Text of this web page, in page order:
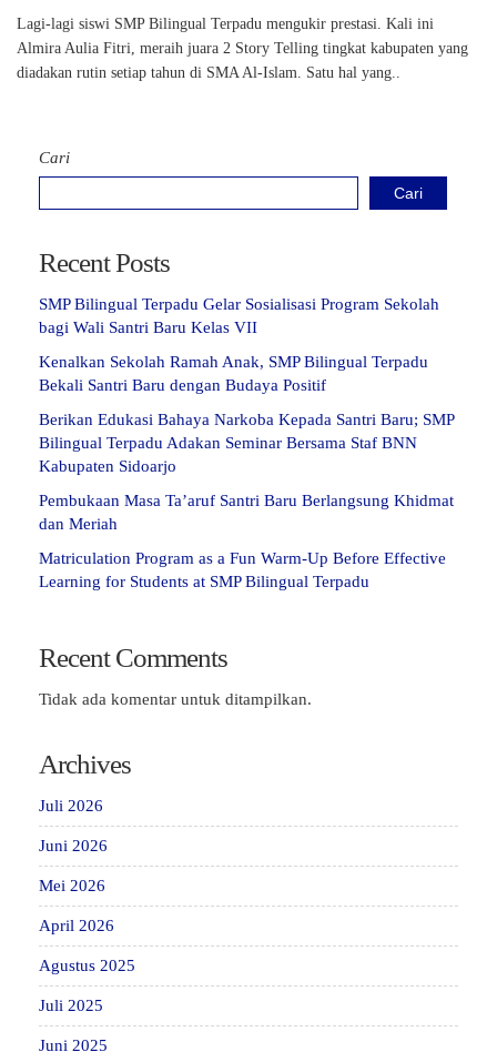
Lagi-lagi siswi SMP Bilingual Terpadu mengukir prestasi. Kali ini
Almira Aulia Fitri, meraih juara 2 Story Telling tingkat kabupaten yang
diadakan rutin setiap tahun di SMA Al-Islam. Satu hal yang..
Cari
Cari
Recent Posts
SMP Bilingual Terpadu Gelar Sosialisasi Program Sekolah
bagi Wali Santri Baru Kelas VII
Kenalkan Sekolah Ramah Anak, SMP Bilingual Terpadu
Bekali Santri Baru dengan Budaya Positif
Berikan Edukasi Bahaya Narkoba Kepada Santri Baru; SMP
Bilingual Terpadu Adakan Seminar Bersama Staf BNN
Kabupaten Sidoarjo
Pembukaan Masa Ta’aruf Santri Baru Berlangsung Khidmat
dan Meriah
Matriculation Program as a Fun Warm-Up Before Effective
Learning for Students at SMP Bilingual Terpadu
Recent Comments
Tidak ada komentar untuk ditampilkan.
Archives
Juli 2026
Juni 2026
Mei 2026
April 2026
Agustus 2025
Juli 2025
Juni 2025